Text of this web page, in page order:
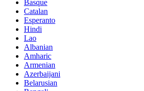
Basque
Catalan
Esperanto
Hindi
Lao
Albanian
Amharic
Armenian
Azerbaijani
Belarusian